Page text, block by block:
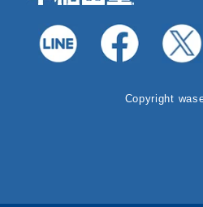
Copyright